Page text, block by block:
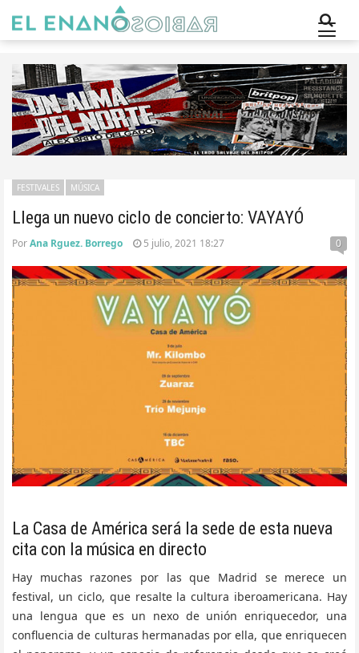
Llega un nuevo ciclo de concierto: VAYAYÓ
FESTIVALES MÚSICA
PorAna Rguez. Borrego 5 julio, 2021 18:27 0
La Casa de América será la sede de esta nueva
cita con la música en directo
Hay muchas razones por las que Madrid se merece un
festival, un ciclo, que resalte la cultura iberoamericana. Hay
una lengua que es un nexo de unión enriquecedor, una
confluencia de culturas hermanadas por ella, que enriquecen